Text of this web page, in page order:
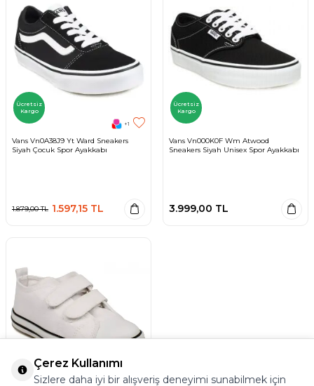
Ücretsiz
Kargo
+1
Vans Vn0A38J9 Yt Ward Sneakers
Siyah Çocuk Spor Ayakkabı
1.879,00TL 1.597,15 TL
Ücretsiz
Kargo
Vans Vn000K0F Wm Atwood
Sneakers Siyah Unisex Spor Ayakkabı
3.999,00 TL
Ücretsiz
Kargo
Çerez Kullanımı
Sizlere daha iyi bir alışveriş deneyimi sunabilmek için